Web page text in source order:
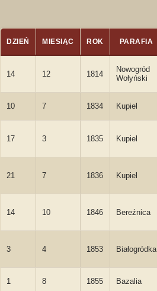
DZIEŃ MIESIĄC ROK PARAFIA
14 12 1814
Nowogród
Wołyński
10 7 1834 Kupiel
17 3 1835 Kupiel
21 7 1836 Kupiel
14 10 1846 Bereźnica
3 4 1853 Białogródka
1 8 1855 Bazalia